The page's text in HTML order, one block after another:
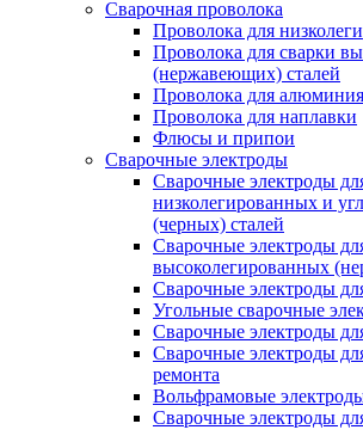
Сварочная проволока
Проволока для
Проволока для сварки
(нержавеющих) сталей
Проволока для алюминия
Проволока для наплавки
Флюсы и припои
Сварочные электроды
Сварочные электроды
низколегированных и
(черных) сталей
Сварочные электроды
высоколегированных
Сварочные электроды
Угольные сварочные
Сварочные электроды
Сварочные электроды
ремонта
Вольфрамовые
Сварочные электроды